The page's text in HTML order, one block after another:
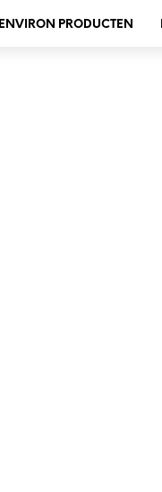
ENVIRON PRODUCTEN